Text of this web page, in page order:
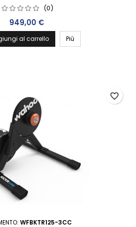
(0)
Prezzo
949,00 €
al carrello Più
WFBKTR125-3CC
favorite_border